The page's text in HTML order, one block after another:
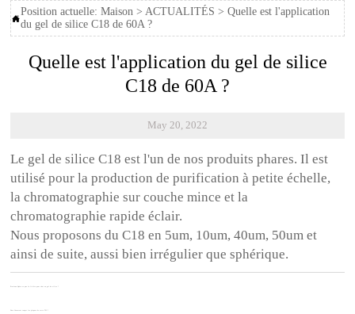

Position actuelle:Maison >ACTUALITÉS >Quelle est l'application
du gel de silice C18 de 60A ?
Quelle est l'application du gel de silice
C18 de 60A ?
May 20, 2022
Le gel de silice C18 est l'un de nos produits phares. Il est
utilisé pour la production de purification à petite échelle,
la chromatographie sur couche mince et la
chromatographie rapide éclair.
Nous proposons du C18 en 5um, 10um, 40um, 50um et
ainsi de suite, aussi bien irrégulier que sphérique.
Comment couper les plaques de verre TLC ?